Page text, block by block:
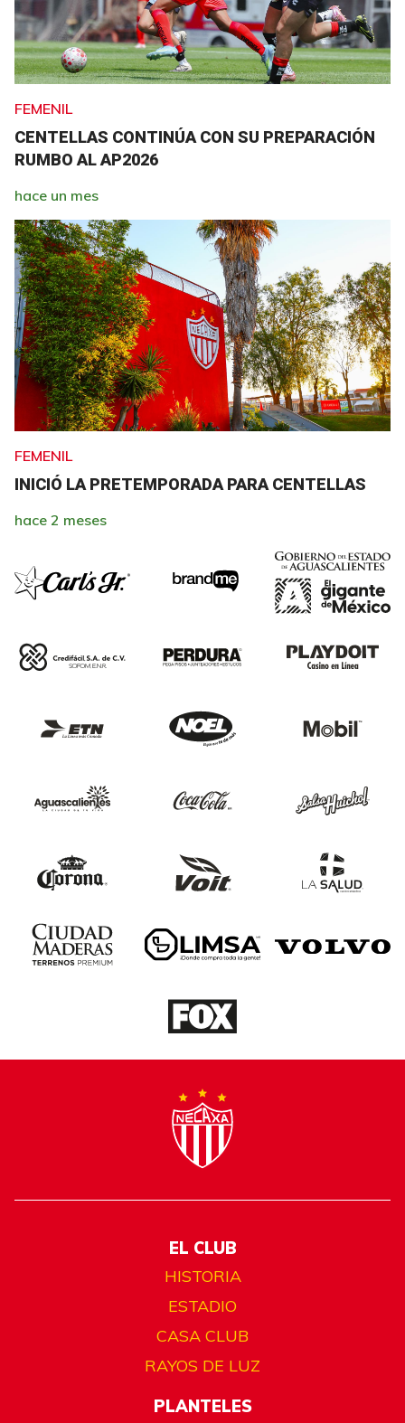
FEMENIL
CENTELLAS CONTINÚA CON SU PREPARACIÓN
RUMBO AL AP2026
hace un mes
FEMENIL
INICIÓ LA PRETEMPORADA PARA CENTELLAS
hace 2 meses
EL CLUB
HISTORIA
ESTADIO
CASA CLUB
RAYOS DE LUZ
PLANTELES